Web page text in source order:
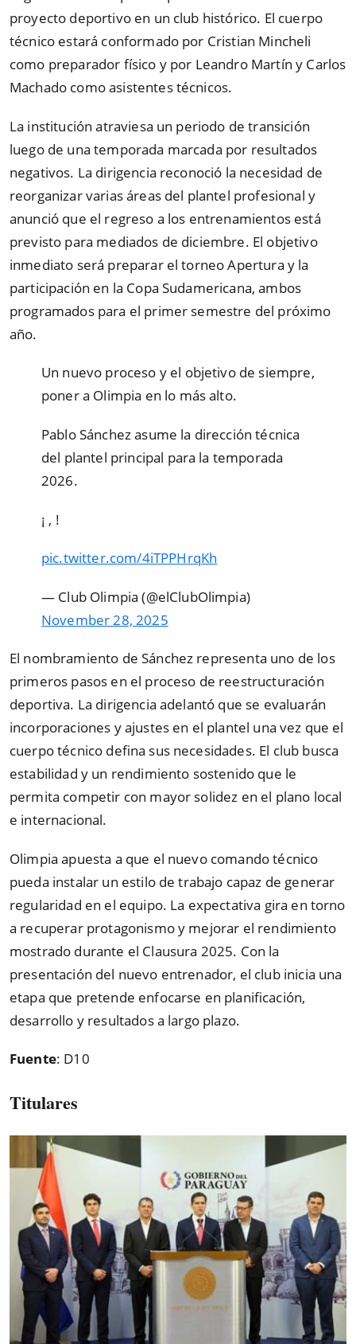
proyecto deportivo en un club histórico. El cuerpo
técnico estará conformado por Cristian Mincheli
como preparador físico y por Leandro Martín y Carlos
Machado como asistentes técnicos.
La institución atraviesa un periodo de transición
luego de una temporada marcada por resultados
negativos. La dirigencia reconoció la necesidad de
reorganizar varias áreas del plantel profesional y
anunció que el regreso a los entrenamientos está
previsto para mediados de diciembre. El objetivo
inmediato será preparar el torneo Apertura y la
participación en la Copa Sudamericana, ambos
programados para el primer semestre del próximo
año.
Un nuevo proceso y el objetivo de siempre,
poner a Olimpia en lo más alto.
Pablo Sánchez asume la dirección técnica
del plantel principal para la temporada
2026.
¡ , !
pic.twitter.com/4iTPPHrqKh
— Club Olimpia (@elClubOlimpia)
November 28, 2025
El nombramiento de Sánchez representa uno de los
primeros pasos en el proceso de reestructuración
deportiva. La dirigencia adelantó que se evaluarán
incorporaciones y ajustes en el plantel una vez que el
cuerpo técnico defina sus necesidades. El club busca
estabilidad y un rendimiento sostenido que le
permita competir con mayor solidez en el plano local
e internacional.
Olimpia apuesta a que el nuevo comando técnico
pueda instalar un estilo de trabajo capaz de generar
regularidad en el equipo. La expectativa gira en torno
a recuperar protagonismo y mejorar el rendimiento
mostrado durante el Clausura 2025. Con la
presentación del nuevo entrenador, el club inicia una
etapa que pretende enfocarse en planificación,
desarrollo y resultados a largo plazo.
Fuente: D10
Titulares